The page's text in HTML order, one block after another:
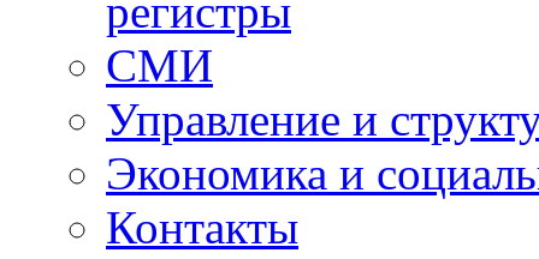
регистры
СМИ
Управление и
Экономика и
Контакты